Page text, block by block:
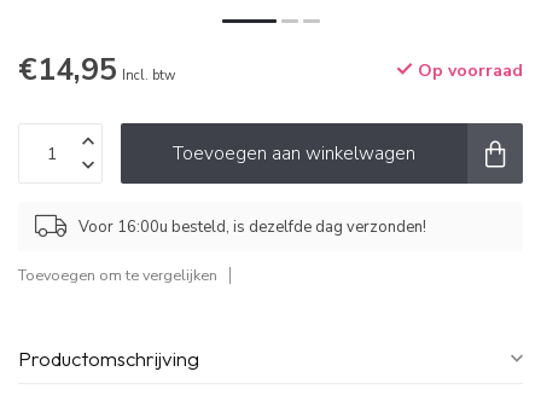
€14,95 Incl. btw Op voorraad
Toevoegen aan winkelwagen
Voor 16:00u besteld, is dezelfde dag verzonden!
Toevoegen om te vergelijken
Productomschrijving